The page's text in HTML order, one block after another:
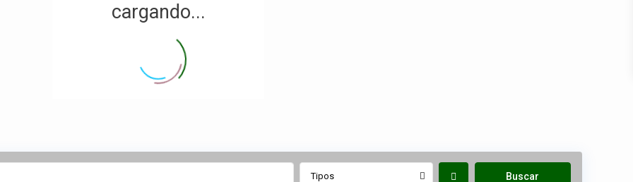
cargando...
Tipos